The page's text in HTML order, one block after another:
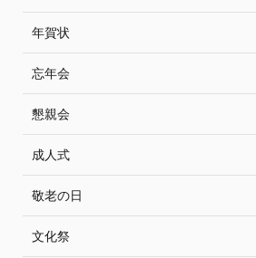
年賀状
忘年会
懇親会
成人式
敬老の日
文化祭